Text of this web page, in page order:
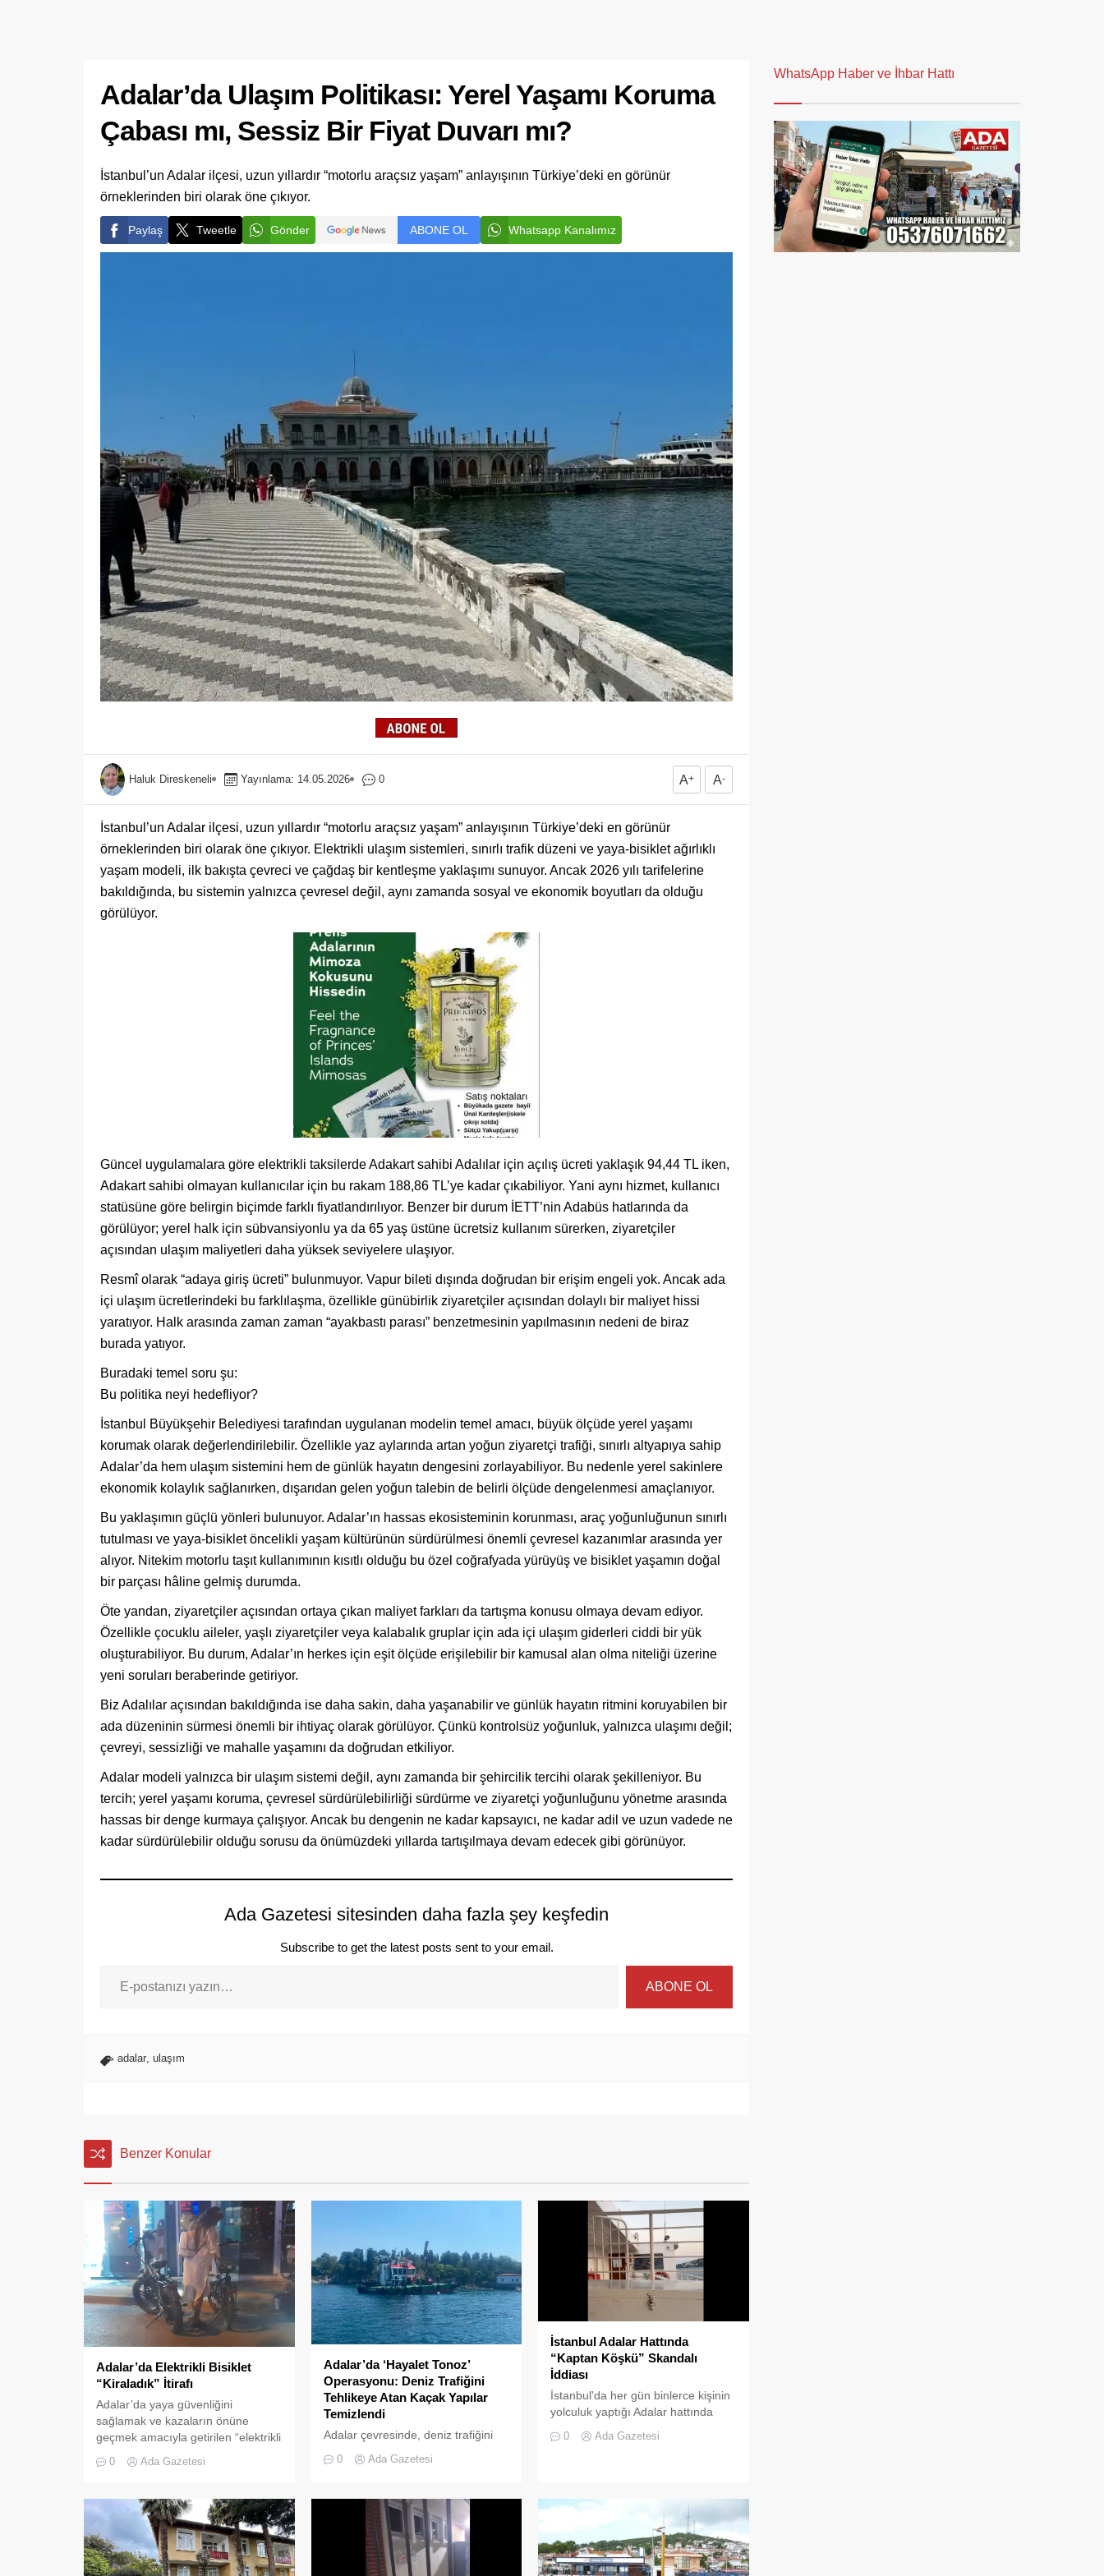
Adalar’da Ulaşım Politikası: Yerel Yaşamı Koruma
Çabası mı, Sessiz Bir Fiyat Duvarı mı?
İstanbul’un Adalar ilçesi, uzun yıllardır “motorlu araçsız yaşam” anlayışının Türkiye’deki en görünür
örneklerinden biri olarak öne çıkıyor.
Paylaş Tweetle Gönder ABONE OL Whatsapp Kanalımız
Haluk Direskeneli Yayınlama: 14.05.2026 0 A+ A-
İstanbul’un Adalar ilçesi, uzun yıllardır “motorlu araçsız yaşam” anlayışının Türkiye’deki en görünür
örneklerinden biri olarak öne çıkıyor. Elektrikli ulaşım sistemleri, sınırlı trafik düzeni ve yaya-bisiklet ağırlıklı
yaşam modeli, ilk bakışta çevreci ve çağdaş bir kentleşme yaklaşımı sunuyor. Ancak 2026 yılı tarifelerine
bakıldığında, bu sistemin yalnızca çevresel değil, aynı zamanda sosyal ve ekonomik boyutları da olduğu
görülüyor.
Güncel uygulamalara göre elektrikli taksilerde Adakart sahibi Adalılar için açılış ücreti yaklaşık 94,44 TL iken,
Adakart sahibi olmayan kullanıcılar için bu rakam 188,86 TL’ye kadar çıkabiliyor. Yani aynı hizmet, kullanıcı
statüsüne göre belirgin biçimde farklı fiyatlandırılıyor. Benzer bir durum İETT’nin Adabüs hatlarında da
görülüyor; yerel halk için sübvansiyonlu ya da 65 yaş üstüne ücretsiz kullanım sürerken, ziyaretçiler
açısından ulaşım maliyetleri daha yüksek seviyelere ulaşıyor.
Resmî olarak “adaya giriş ücreti” bulunmuyor. Vapur bileti dışında doğrudan bir erişim engeli yok. Ancak ada
içi ulaşım ücretlerindeki bu farklılaşma, özellikle günübirlik ziyaretçiler açısından dolaylı bir maliyet hissi
yaratıyor. Halk arasında zaman zaman “ayakbastı parası” benzetmesinin yapılmasının nedeni de biraz
burada yatıyor.
Buradaki temel soru şu:
Bu politika neyi hedefliyor?
İstanbul Büyükşehir Belediyesi tarafından uygulanan modelin temel amacı, büyük ölçüde yerel yaşamı
korumak olarak değerlendirilebilir. Özellikle yaz aylarında artan yoğun ziyaretçi trafiği, sınırlı altyapıya sahip
Adalar’da hem ulaşım sistemini hem de günlük hayatın dengesini zorlayabiliyor. Bu nedenle yerel sakinlere
ekonomik kolaylık sağlanırken, dışarıdan gelen yoğun talebin de belirli ölçüde dengelenmesi amaçlanıyor.
Bu yaklaşımın güçlü yönleri bulunuyor. Adalar’ın hassas ekosisteminin korunması, araç yoğunluğunun sınırlı
tutulması ve yaya-bisiklet öncelikli yaşam kültürünün sürdürülmesi önemli çevresel kazanımlar arasında yer
alıyor. Nitekim motorlu taşıt kullanımının kısıtlı olduğu bu özel coğrafyada yürüyüş ve bisiklet yaşamın doğal
bir parçası hâline gelmiş durumda.
Öte yandan, ziyaretçiler açısından ortaya çıkan maliyet farkları da tartışma konusu olmaya devam ediyor.
Özellikle çocuklu aileler, yaşlı ziyaretçiler veya kalabalık gruplar için ada içi ulaşım giderleri ciddi bir yük
oluşturabiliyor. Bu durum, Adalar’ın herkes için eşit ölçüde erişilebilir bir kamusal alan olma niteliği üzerine
yeni soruları beraberinde getiriyor.
Biz Adalılar açısından bakıldığında ise daha sakin, daha yaşanabilir ve günlük hayatın ritmini koruyabilen bir
ada düzeninin sürmesi önemli bir ihtiyaç olarak görülüyor. Çünkü kontrolsüz yoğunluk, yalnızca ulaşımı değil;
çevreyi, sessizliği ve mahalle yaşamını da doğrudan etkiliyor.
Adalar modeli yalnızca bir ulaşım sistemi değil, aynı zamanda bir şehircilik tercihi olarak şekilleniyor. Bu
tercih; yerel yaşamı koruma, çevresel sürdürülebilirliği sürdürme ve ziyaretçi yoğunluğunu yönetme arasında
hassas bir denge kurmaya çalışıyor. Ancak bu dengenin ne kadar kapsayıcı, ne kadar adil ve uzun vadede ne
kadar sürdürülebilir olduğu sorusu da önümüzdeki yıllarda tartışılmaya devam edecek gibi görünüyor.
Ada Gazetesi sitesinden daha fazla şey keşfedin
Subscribe to get the latest posts sent to your email.
ABONE OL
adalar ulaşım
Benzer Konular
Adalar’da Elektrikli Bisiklet
“Kiraladık” İtirafı
Adalar’da yaya güvenliğini
sağlamak ve kazaların önüne
geçmek amacıyla getirilen “elektrikli
sayılıyor. Kameralara yansıyan son
denetimlerin yetersiz kaldığını bir
kez daha gözler önüne serdi.
Adalar’da UKOME (Ulaşım
Koordinasyon Merkezi) kararları
doğrultusunda ticari amaçlı elektrikli
0 Ada Gazetesi
Adalar’da ‘Hayalet Tonoz’
Operasyonu: Deniz Trafiğini
Tehlikeye Atan Kaçak Yapılar
Temizlendi
Adalar çevresinde, deniz trafiğini
tehlikeye sokan ve çevre kirliliğine
neden olan usulsüz tonozlara
denetim operasyonu
gerçekleştirildi.
0 Ada Gazetesi
İstanbul Adalar Hattında
“Kaptan Köşkü” Skandalı
İddiası
İstanbul'da her gün binlerce kişinin
yolculuk yaptığı Adalar hattında
da pes" dedirtti
0 Ada Gazetesi
WhatsApp Haber ve İhbar Hattı